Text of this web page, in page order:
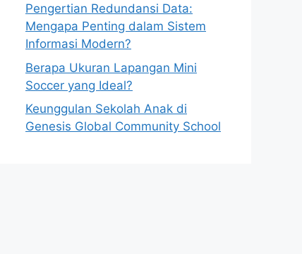
Pengertian Redundansi Data:
Mengapa Penting dalam Sistem
Informasi Modern?
Berapa Ukuran Lapangan Mini
Soccer yang Ideal?
Keunggulan Sekolah Anak di
Genesis Global Community School